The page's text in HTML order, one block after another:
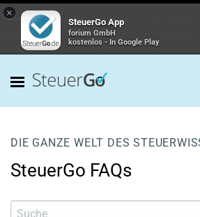
×
SteuerGo App
forium GmbH
kostenlos - In Google Play
DIE GANZE WELT DES
SteuerGo FAQs